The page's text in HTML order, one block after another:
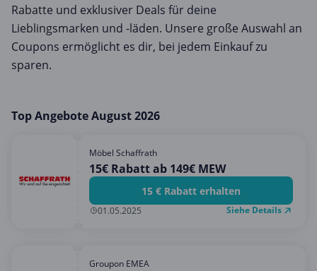
Rabatte und exklusiver Deals für deine
Lieblingsmarken und -läden. Unsere große Auswahl an
Coupons ermöglicht es dir, bei jedem Einkauf zu
sparen.
Top Angebote August 2026
Möbel Schaffrath
15€ Rabatt ab 149€ MEW
15 € Rabatt erhalten
01.05.2025 Siehe Details
Groupon EMEA